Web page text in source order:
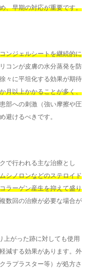
、早期の対応が重要です。
ンジェルシートを継続的に
コンが皮膚の水分蒸発を防
々に平坦化する効果が期待
月以上かかることが多く、
部への刺激（強い摩擦や圧
避けるべきです。
で行われる主な治療とし
シノロンなどのステロイド
ラーゲン産生を抑えて盛り
数回の治療が必要な場合が
上がった跡に対しても使用
減する効果があります。外
ラプラスター等）が処方さ